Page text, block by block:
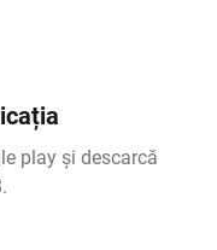
play și descarcă